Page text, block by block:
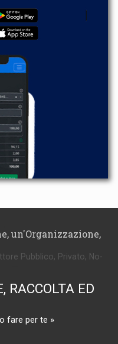
un'Organizzazione,
Pubblico, Privato, No-
RACCOLTA ED
fare per te »